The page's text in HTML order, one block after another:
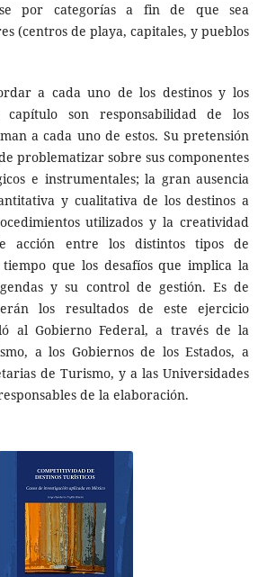
por categorías a fin de que sea
(centros de playa, capitales, y pueblos
a cada uno de los destinos y los
capítulo son responsabilidad de los
a cada uno de estos. Su pretensión
problematizar sobre sus componentes
e instrumentales; la gran ausencia
y cualitativa de los destinos a
utilizados y la creatividad
acción entre los distintos tipos de
que los desafíos que implica la
y su control de gestión. Es de
los resultados de este ejercicio
al Gobierno Federal, a través de la
a los Gobiernos de los Estados, a
de Turismo, y a las Universidades
de la elaboración.